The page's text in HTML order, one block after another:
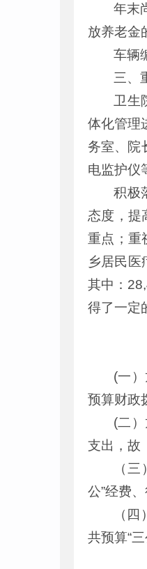
年末
放养老金
车辆
三、
卫生
体化管理
务室、院
电监护仪
积极
态度，提
重点；重
乡居民医
其中：
得了一定
(一
预算财政
(二
支出，故
（
公”经费
（
共预算“